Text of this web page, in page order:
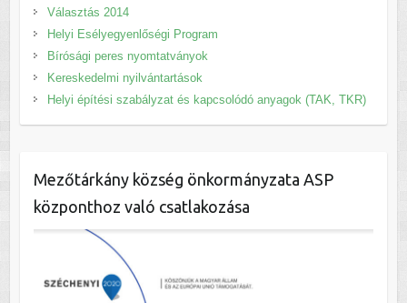
Választás 2014
Helyi Esélyegyenlőségi Program
Bírósági peres nyomtatványok
Kereskedelmi nyilvántartások
Helyi építési szabályzat és kapcsolódó anyagok (TAK, TKR)
Mezőtárkány község önkormányzata ASP
központhoz való csatlakozása